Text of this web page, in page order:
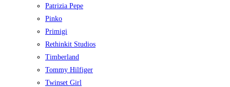
Patrizia Pepe
Pinko
Primigi
Rethinkit Studios
Timberland
Tommy Hilfiger
Twinset Girl